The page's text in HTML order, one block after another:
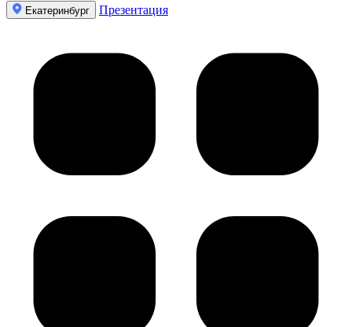
Екатеринбург Презентация